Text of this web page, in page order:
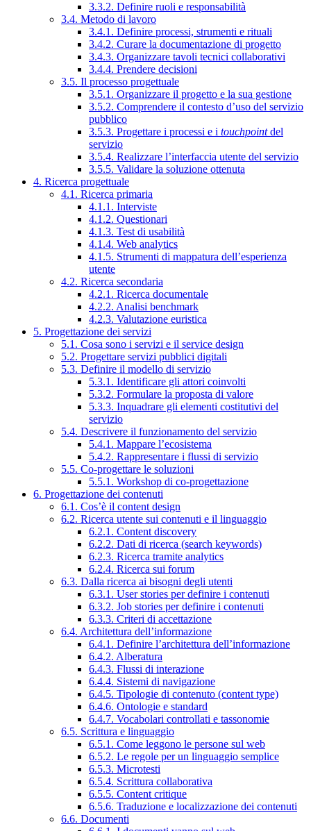
3.3.2. Definire ruoli e responsabilità
3.4. Metodo di lavoro
3.4.1. Definire processi, strumenti e rituali
3.4.2. Curare la documentazione di progetto
3.4.3. Organizzare tavoli tecnici collaborativi
3.4.4. Prendere decisioni
3.5. Il processo progettuale
3.5.1. Organizzare il progetto e la sua gestione
3.5.2. Comprendere il contesto d’uso del servizio
pubblico
3.5.3. Progettare i processi e i touchpointdel
servizio
3.5.4. Realizzare l’interfaccia utente del servizio
3.5.5. Validare la soluzione ottenuta
4. Ricerca progettuale
4.1. Ricerca primaria
4.1.1. Interviste
4.1.2. Questionari
4.1.3. Test di usabilità
4.1.4. Web analytics
4.1.5. Strumenti di mappatura dell’esperienza
utente
4.2. Ricerca secondaria
4.2.1. Ricerca documentale
4.2.2. Analisi benchmark
4.2.3. Valutazione euristica
5. Progettazione dei servizi
5.1. Cosa sono i servizi e il service design
5.2. Progettare servizi pubblici digitali
5.3. Definire il modello di servizio
5.3.1. Identificare gli attori coinvolti
5.3.2. Formulare la proposta di valore
5.3.3. Inquadrare gli elementi costitutivi del
servizio
5.4. Descrivere il funzionamento del servizio
5.4.1. Mappare l’ecosistema
5.4.2. Rappresentare i flussi di servizio
5.5. Co-progettare le soluzioni
5.5.1. Workshop di co-progettazione
6. Progettazione dei contenuti
6.1. Cos’è il content design
6.2. Ricerca utente sui contenuti e il linguaggio
6.2.1. Content discovery
6.2.2. Dati di ricerca (search keywords)
6.2.3. Ricerca tramite analytics
6.2.4. Ricerca sui forum
6.3. Dalla ricerca ai bisogni degli utenti
6.3.1. User stories per definire i contenuti
6.3.2. Job stories per definire i contenuti
6.3.3. Criteri di accettazione
6.4. Architettura dell’informazione
6.4.1. Definire l’architettura dell’informazione
6.4.2. Alberatura
6.4.3. Flussi di interazione
6.4.4. Sistemi di navigazione
6.4.5. Tipologie di contenuto (content type)
6.4.6. Ontologie e standard
6.4.7. Vocabolari controllati e tassonomie
6.5. Scrittura e linguaggio
6.5.1. Come leggono le persone sul web
6.5.2. Le regole per un linguaggio semplice
6.5.3. Microtesti
6.5.4. Scrittura collaborativa
6.5.5. Content critique
6.5.6. Traduzione e localizzazione dei contenuti
6.6. Documenti